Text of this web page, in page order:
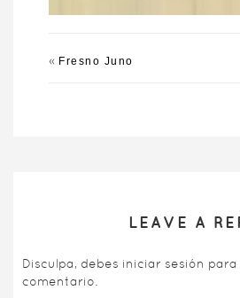
« Fresno Juno
LEAVE A
Disculpa, debes iniciar sesión para
comentario.